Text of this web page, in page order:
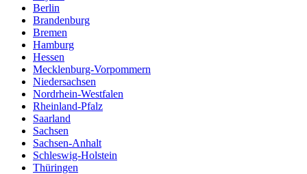
Berlin
Brandenburg
Bremen
Hamburg
Hessen
Mecklenburg-Vorpommern
Niedersachsen
Nordrhein-Westfalen
Rheinland-Pfalz
Saarland
Sachsen
Sachsen-Anhalt
Schleswig-Holstein
Thüringen